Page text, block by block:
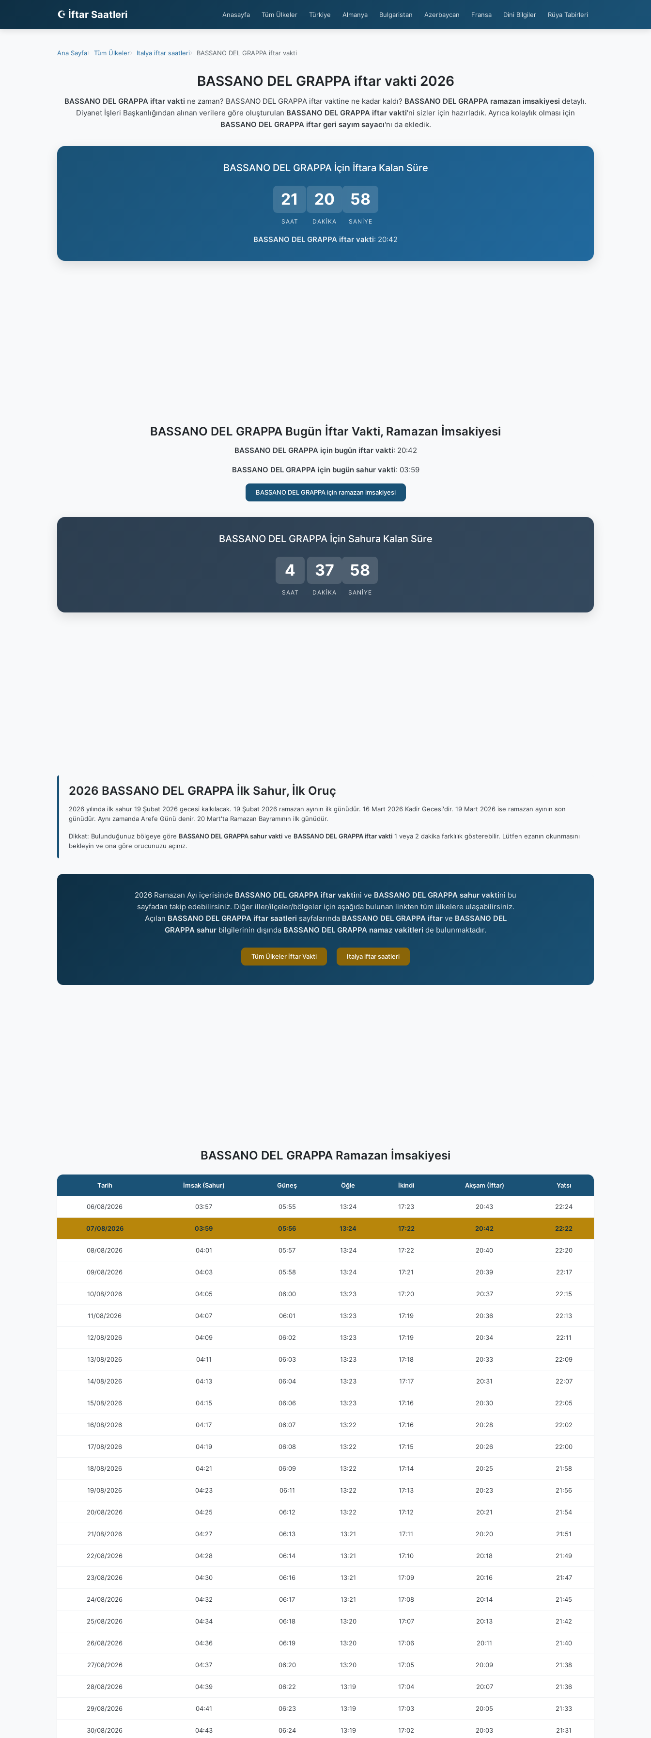
☪ İftar Saatleri Anasayfa Tüm Ülkeler Türkiye Almanya Bulgaristan Azerbaycan Fransa Dini Bilgiler Rüya Tabirleri
Ana Sayfa Tüm Ülkeler Italya iftar saatleri BASSANO DEL GRAPPA iftar vakti
BASSANO DEL GRAPPA iftar vakti 2026
BASSANO DEL GRAPPA iftar vakti ne zaman? BASSANO DEL GRAPPA iftar vaktine ne kadar kaldı? BASSANO DEL GRAPPA ramazan imsakiyesi detaylı.
Diyanet İşleri Başkanlığından alınan verilere göre oluşturulan BASSANO DEL GRAPPA iftar vakti'ni sizler için hazırladık. Ayrıca kolaylık olması için
BASSANO DEL GRAPPA iftar geri sayım sayacı'nı da ekledik.
BASSANO DEL GRAPPA İçin İftara Kalan Süre
21
SAAT
20
DAKIKA
57
SANIYE
BASSANO DEL GRAPPA iftar vakti: 20:42
BASSANO DEL GRAPPA Bugün İftar Vakti, Ramazan İmsakiyesi
BASSANO DEL GRAPPA için bugün iftar vakti: 20:42
BASSANO DEL GRAPPA için bugün sahur vakti: 03:59
BASSANO DEL GRAPPA için ramazan imsakiyesi
BASSANO DEL GRAPPA İçin Sahura Kalan Süre
4
SAAT
37
DAKIKA
57
SANIYE
2026 BASSANO DEL GRAPPA İlk Sahur, İlk Oruç
2026 yılında ilk sahur 19 Şubat 2026 gecesi kalkılacak. 19 Şubat 2026 ramazan ayının ilk günüdür. 16 Mart 2026 Kadir Gecesi'dir. 19 Mart 2026 ise ramazan ayının son
günüdür. Aynı zamanda Arefe Günü denir. 20 Mart'ta Ramazan Bayramının ilk günüdür.
Dikkat: Bulunduğunuz bölgeye göre BASSANO DEL GRAPPA sahur vakti ve BASSANO DEL GRAPPA iftar vakti 1 veya 2 dakika farklılık gösterebilir. Lütfen ezanın okunmasını
bekleyin ve ona göre orucunuzu açınız.
2026 Ramazan Ayı içerisinde BASSANO DEL GRAPPA iftar vaktini ve BASSANO DEL GRAPPA sahur vaktini bu
sayfadan takip edebilirsiniz. Diğer iller/ilçeler/bölgeler için aşağıda bulunan linkten tüm ülkelere ulaşabilirsiniz.
Açılan BASSANO DEL GRAPPA iftar saatleri sayfalarında BASSANO DEL GRAPPA iftarve BASSANO DEL
GRAPPA sahur bilgilerinin dışında BASSANO DEL GRAPPA namaz vakitleri de bulunmaktadır.
Tüm Ülkeler İftar Vakti Italya iftar saatleri
BASSANO DEL GRAPPA Ramazan İmsakiyesi
Tarih İmsak (Sahur) Güneş Öğle İkindi Akşam (İftar) Yatsı
06/08/2026 03:57 05:55 13:24 17:23 20:43 22:24
07/08/2026 03:59 05:56 13:24 17:22 20:42 22:22
08/08/2026 04:01 05:57 13:24 17:22 20:40 22:20
09/08/2026 04:03 05:58 13:24 17:21 20:39 22:17
10/08/2026 04:05 06:00 13:23 17:20 20:37 22:15
11/08/2026 04:07 06:01 13:23 17:19 20:36 22:13
12/08/2026 04:09 06:02 13:23 17:19 20:34 22:11
13/08/2026 04:11 06:03 13:23 17:18 20:33 22:09
14/08/2026 04:13 06:04 13:23 17:17 20:31 22:07
15/08/2026 04:15 06:06 13:23 17:16 20:30 22:05
16/08/2026 04:17 06:07 13:22 17:16 20:28 22:02
17/08/2026 04:19 06:08 13:22 17:15 20:26 22:00
18/08/2026 04:21 06:09 13:22 17:14 20:25 21:58
19/08/2026 04:23 06:11 13:22 17:13 20:23 21:56
20/08/2026 04:25 06:12 13:22 17:12 20:21 21:54
21/08/2026 04:27 06:13 13:21 17:11 20:20 21:51
22/08/2026 04:28 06:14 13:21 17:10 20:18 21:49
23/08/2026 04:30 06:16 13:21 17:09 20:16 21:47
24/08/2026 04:32 06:17 13:21 17:08 20:14 21:45
25/08/2026 04:34 06:18 13:20 17:07 20:13 21:42
26/08/2026 04:36 06:19 13:20 17:06 20:11 21:40
27/08/2026 04:37 06:20 13:20 17:05 20:09 21:38
28/08/2026 04:39 06:22 13:19 17:04 20:07 21:36
29/08/2026 04:41 06:23 13:19 17:03 20:05 21:33
30/08/2026 04:43 06:24 13:19 17:02 20:03 21:31